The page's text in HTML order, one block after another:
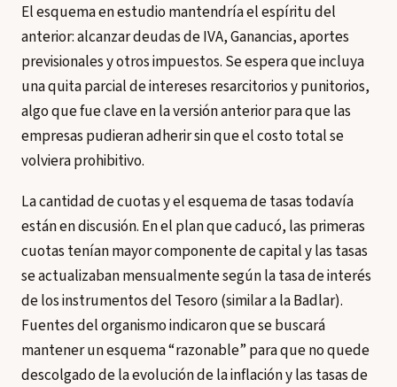
El esquema en estudio mantendría el espíritu del
anterior: alcanzar deudas de IVA, Ganancias, aportes
previsionales y otros impuestos. Se espera que incluya
una quita parcial de intereses resarcitorios y punitorios,
algo que fue clave en la versión anterior para que las
empresas pudieran adherir sin que el costo total se
volviera prohibitivo.
La cantidad de cuotas y el esquema de tasas todavía
están en discusión. En el plan que caducó, las primeras
cuotas tenían mayor componente de capital y las tasas
se actualizaban mensualmente según la tasa de interés
de los instrumentos del Tesoro (similar a la Badlar).
Fuentes del organismo indicaron que se buscará
mantener un esquema “razonable” para que no quede
descolgado de la evolución de la inflación y las tasas de